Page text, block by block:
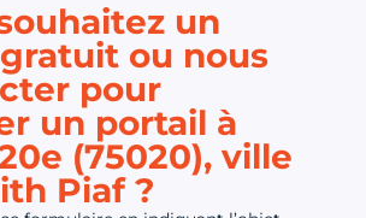
un
ou nous
pour
un portail à
(75020), ville
Piaf ?